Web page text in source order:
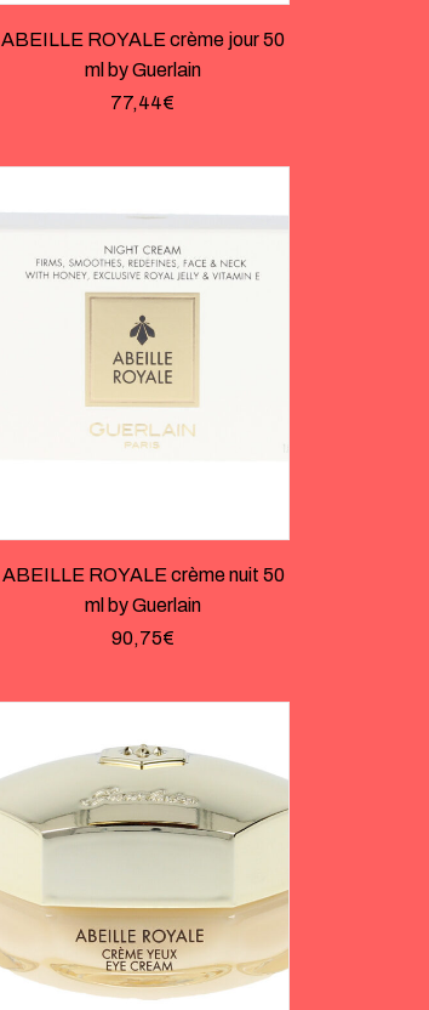
ABEILLE ROYALE crème jour 50
ml by Guerlain
77,44€
ABEILLE ROYALE crème nuit 50
ml by Guerlain
90,75€